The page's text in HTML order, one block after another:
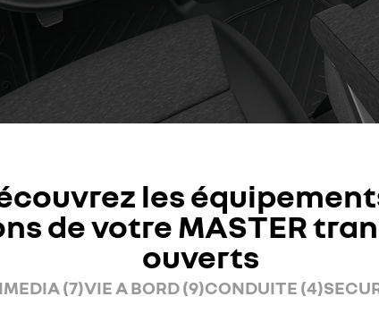
les
de votre MASTER
ouverts
(7)VIE A BORD (9)CONDUITE (4)